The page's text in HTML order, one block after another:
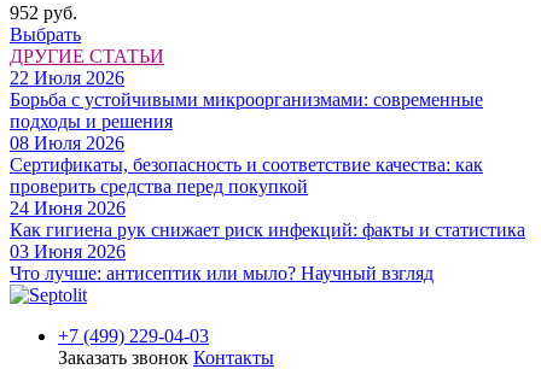
952 руб.
Выбрать
ДРУГИЕ СТАТЬИ
22 Июля 2026
Борьба с устойчивыми микроорганизмами: современные
подходы и решения
08 Июля 2026
Сертификаты, безопасность и соответствие качества: как
проверить средства перед покупкой
24 Июня 2026
Как гигиена рук снижает риск инфекций: факты и статистика
03 Июня 2026
Что лучше: антисептик или мыло? Научный взгляд
+7 (499) 229-04-03
Заказать звонок Контакты